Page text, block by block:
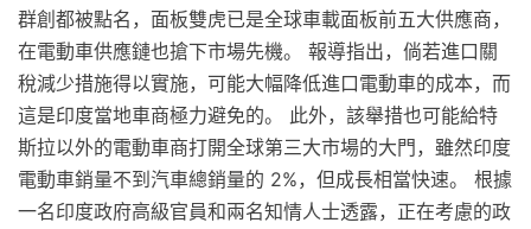
群創都被點名，面板雙虎已是全球車載面板前五大供應商，
在電動車供應鏈也搶下市場先機。 報導指出，倘若進口關
稅減少措施得以實施，可能大幅降低進口電動車的成本，而
這是印度當地車商極力避免的。 此外，該舉措也可能給特
斯拉以外的電動車商打開全球第三大市場的大門，雖然印度
電動車銷量不到汽車總銷量的 2%，但成長相當快速。 根據
一名印度政府高級官員和兩名知情人士透露，正在考慮的政